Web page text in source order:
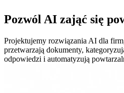
Pozwól AI zająć się
Projektujemy rozwiązania AI dla
przetwarzają dokumenty,
odpowiedzi i automatyzują